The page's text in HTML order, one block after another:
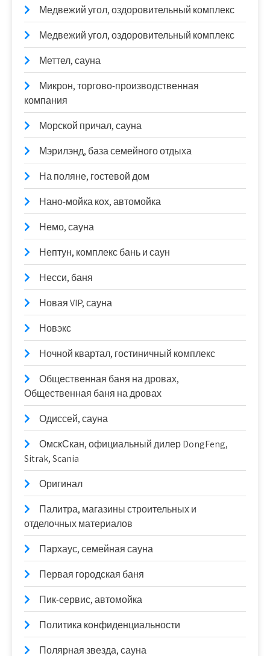
Медвежий угол, оздоровительный комплекс
Медвежий угол, оздоровительный комплекс
Меттел, сауна
Микрон, торгово-производственная
компания
Морской причал, сауна
Мэрилэнд, база семейного отдыха
На поляне, гостевой дом
Нано-мойка кох, автомойка
Немо, сауна
Нептун, комплекс бань и саун
Несси, баня
Новая VIP, сауна
Новэкс
Ночной квартал, гостиничный комплекс
Общественная баня на дровах,
Общественная баня на дровах
Одиссей, сауна
ОмскСкан, официальный дилер DongFeng,
Sitrak, Scania
Оригинал
Палитра, магазины строительных и
отделочных материалов
Пархаус, семейная сауна
Первая городская баня
Пик-сервис, автомойка
Политика конфиденциальности
Полярная звезда, сауна